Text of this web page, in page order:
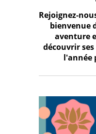
Rejoignez-
bienvenue
aventure
découvrir
l'année